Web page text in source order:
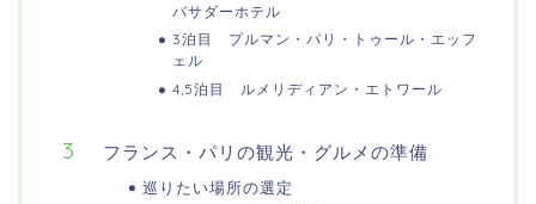
バサダーホテル
3泊目 プルマン・パリ・トゥール・エッフ
ェル
4,5泊目 ルメリディアン・エトワール
フランス・パリの観光・グルメの準備
巡りたい場所の選定